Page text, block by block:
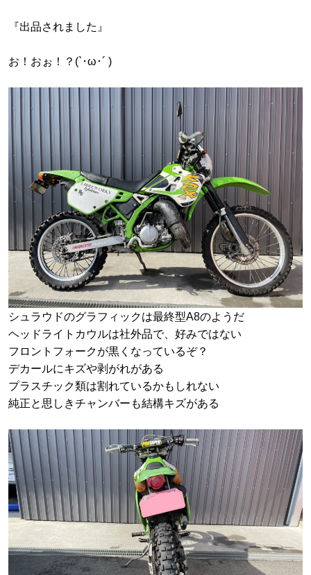
『出品されました』
お！おぉ！？(`･ω･´ )
シュラウドのグラフィックは最終型A8のようだ
ヘッドライトカウルは社外品で、好みではない
フロントフォークが黒くなっているぞ？
デカールにキズや剥がれがある
プラスチック類は割れているかもしれない
純正と思しきチャンバーも結構キズがある